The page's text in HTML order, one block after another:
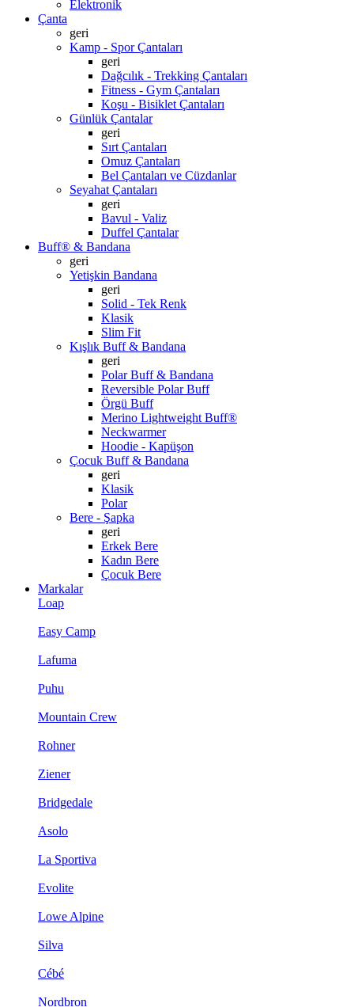
Elektronik
Çanta
geri
Kamp - Spor Çantaları
geri
Dağcılık - Trekking Çantaları
Fitness - Gym Çantaları
Koşu - Bisiklet Çantaları
Günlük Çantalar
geri
Sırt Çantaları
Omuz Çantaları
Bel Çantaları ve Cüzdanlar
Seyahat Çantaları
geri
Bavul - Valiz
Duffel Çantalar
Buff® & Bandana
geri
Yetişkin Bandana
geri
Solid - Tek Renk
Klasik
Slim Fit
Kışlık Buff & Bandana
geri
Polar Buff & Bandana
Reversible Polar Buff
Örgü Buff
Merino Lightweight Buff®
Neckwarmer
Hoodie - Kapüşon
Çocuk Buff & Bandana
geri
Klasik
Polar
Bere - Şapka
geri
Erkek Bere
Kadın Bere
Çocuk Bere
Markalar
Loap
Easy Camp
Lafuma
Puhu
Mountain Crew
Rohner
Ziener
Bridgedale
Asolo
La Sportiva
Evolite
Lowe Alpine
Silva
Cébé
Nordbron